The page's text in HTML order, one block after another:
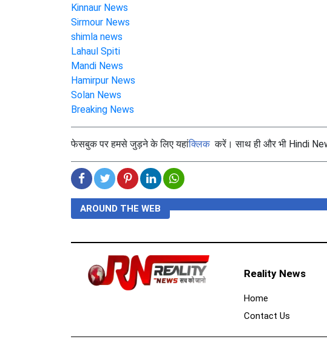
Kinnaur News
Sirmour News
shimla news
Lahaul Spiti
Mandi News
Hamirpur News
Solan News
Breaking News
फेसबुक पर हमसे जुड़ने के लिए यहांक्लिककरें। साथ ही और भी Hindi
AROUND THE WEB
Reality News
Home
Contact Us